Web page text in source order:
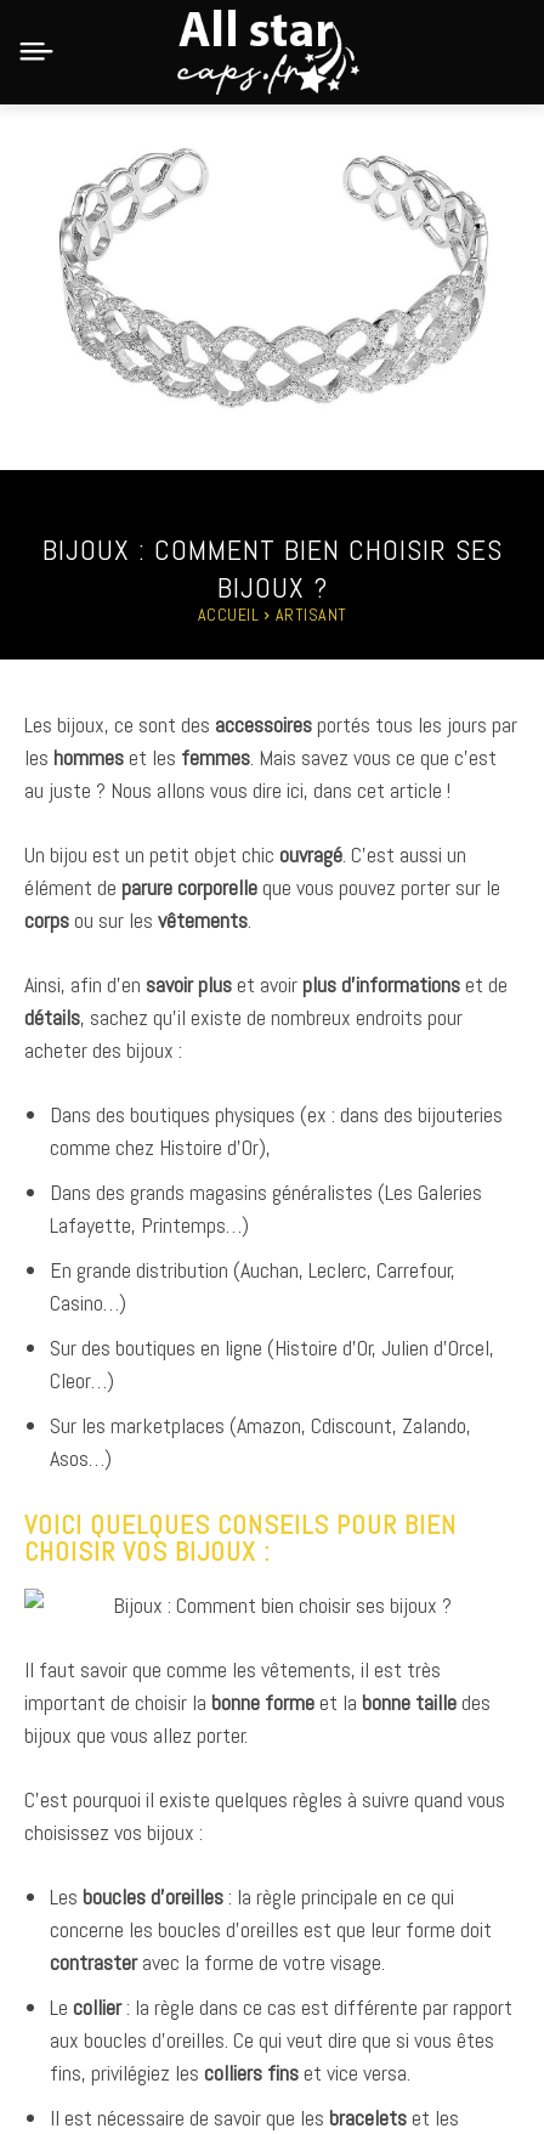
BIJOUX : COMMENT BIEN CHOISIR SES
BIJOUX ?
ACCUEIL ARTISANT
Les bijoux, ce sont des accessoiresportés tous les jours par
les hommeset les femmes. Mais savez vous ce que c’est
au juste ? Nous allons vous dire ici, dans cet article !
Un bijou est un petit objet chic ouvragé. C’est aussi un
élément de parure corporelleque vous pouvez porter sur le
corpsou sur les vêtements.
Ainsi, afin d’en savoir pluset avoirplus d’informationset de
détails, sachez qu’il existe de nombreux endroits pour
acheter des bijoux :
Dans des boutiques physiques (ex : dans des bijouteries
comme chez Histoire d’Or),
Dans des grands magasins généralistes (Les Galeries
Lafayette, Printemps…)
En grande distribution (Auchan, Leclerc, Carrefour,
Casino…)
Sur des boutiques en ligne (Histoire d’Or, Julien d’Orcel,
Cleor…)
Sur les marketplaces (Amazon, Cdiscount, Zalando,
Asos…)
VOICI QUELQUES CONSEILS POUR BIEN
CHOISIR VOS BIJOUX :
Il faut savoir que comme les vêtements, il est très
important de choisir la bonne formeet la bonne tailledes
bijoux que vous allez porter.
C’est pourquoi il existe quelques règles à suivre quand vous
choisissez vos bijoux :
Les boucles d’oreilles: la règle principale en ce qui
concerne les boucles d’oreilles est que leur forme doit
contrasteravec la forme de votre visage.
Le collier: la règle dans ce cas est différente par rapport
aux boucles d’oreilles. Ce qui veut dire que si vous êtes
fins, privilégiez les colliers finset vice versa.
Il est nécessaire de savoir que les braceletset les